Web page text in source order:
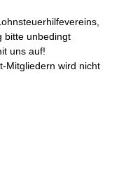
bitte unbedingt
uns auf!
Mitgliedern wird nicht